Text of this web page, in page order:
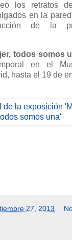
los retratos
en la
de la
todos somos
en el
hasta el 19 de
27, 2013